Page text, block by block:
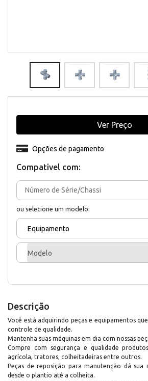
Compativel com:
ou selecione um modelo:
Equipamento
Modelo
Opções de pagamento
Ver Preço
Descrição
Você está adquirindo peças e equipamentos
controle de qualidade.
Mantenha suas máquinas em dia com nossas
Compre com segurança e qualidade
agrícola, tratores, colheitadeiras entre outros.
Peças de reposição para manutenção dá sua
desde o plantio até a colheita.